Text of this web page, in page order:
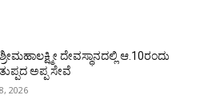
ದೇವಸ್ಥಾನದಲ್ಲಿ ಆ.10ರಂದು
ಅಪ್ಪ ಸೇವೆ
2026